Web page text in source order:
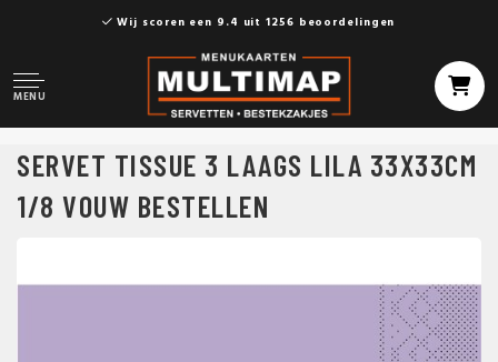
Wij scoren een 9.4 uit 1256 beoordelingen
MENU
SERVET TISSUE 3 LAAGS LILA 33X33CM
1/8 VOUW BESTELLEN